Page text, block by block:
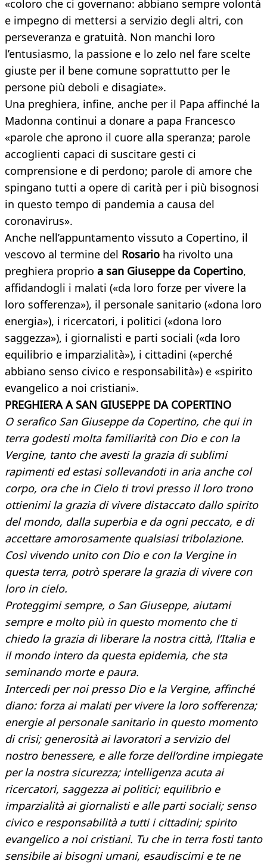
«coloro che ci governano: abbiano sempre volontà
e impegno di mettersi a servizio degli altri, con
perseveranza e gratuità. Non manchi loro
l’entusiasmo, la passione e lo zelo nel fare scelte
giuste per il bene comune soprattutto per le
persone più deboli e disagiate».
Una preghiera, infine, anche per il Papa affinché la
Madonna continui a donare a papa Francesco
«parole che aprono il cuore alla speranza; parole
accoglienti capaci di suscitare gesti ci
comprensione e di perdono; parole di amore che
spingano tutti a opere di carità per i più bisognosi
in questo tempo di pandemia a causa del
coronavirus».
Anche nell’appuntamento vissuto a Copertino, il
vescovo al termine del Rosario ha rivolto una
preghiera proprio a san Giuseppe da Copertino,
affidandogli i malati («da loro forze per vivere la
loro sofferenza»), il personale sanitario («dona loro
energia»), i ricercatori, i politici («dona loro
saggezza»), i giornalisti e parti sociali («da loro
equilibrio e imparzialità»), i cittadini («perché
abbiano senso civico e responsabilità») e «spirito
evangelico a noi cristiani».
PREGHIERA A SAN GIUSEPPE DA COPERTINO
O serafico San Giuseppe da Copertino, che qui in
terra godesti molta familiarità con Dio e con la
Vergine, tanto che avesti la grazia di sublimi
rapimenti ed estasi sollevandoti in aria anche col
corpo, ora che in Cielo ti trovi presso il loro trono
ottienimi la grazia di vivere distaccato dallo spirito
del mondo, dalla superbia e da ogni peccato, e di
accettare amorosamente qualsiasi tribolazione.
Così vivendo unito con Dio e con la Vergine in
questa terra, potrò sperare la grazia di vivere con
loro in cielo.
Proteggimi sempre, o San Giuseppe, aiutami
sempre e molto più in questo momento che ti
chiedo la grazia di liberare la nostra città, l’Italia e
il mondo intero da questa epidemia, che sta
seminando morte e paura.
Intercedi per noi presso Dio e la Vergine, affinché
diano: forza ai malati per vivere la loro sofferenza;
energie al personale sanitario in questo momento
di crisi; generosità ai lavoratori a servizio del
nostro benessere, e alle forze dell’ordine impiegate
per la nostra sicurezza; intelligenza acuta ai
ricercatori, saggezza ai politici; equilibrio e
imparzialità ai giornalisti e alle parti sociali; senso
civico e responsabilità a tutti i cittadini; spirito
evangelico a noi cristiani. Tu che in terra fosti tanto
sensibile ai bisogni umani, esaudiscimi e te ne